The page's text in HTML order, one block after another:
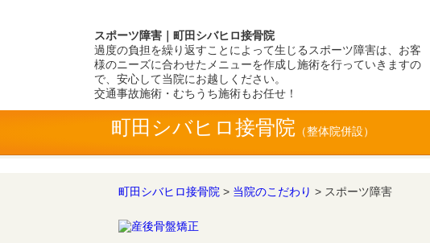
スポーツ障害｜町田シバヒロ接骨院
過度の負担を繰り返すことによって生じるスポーツ障害は、お客
様のニーズに合わせたメニューを作成し施術を行っていきますの
で、安心して当院にお越しください。
交通事故施術・むちうち施術もお任せ！
町田シバヒロ接骨院
町田シバヒロ接骨院 > 当院のこだわり > スポーツ障害